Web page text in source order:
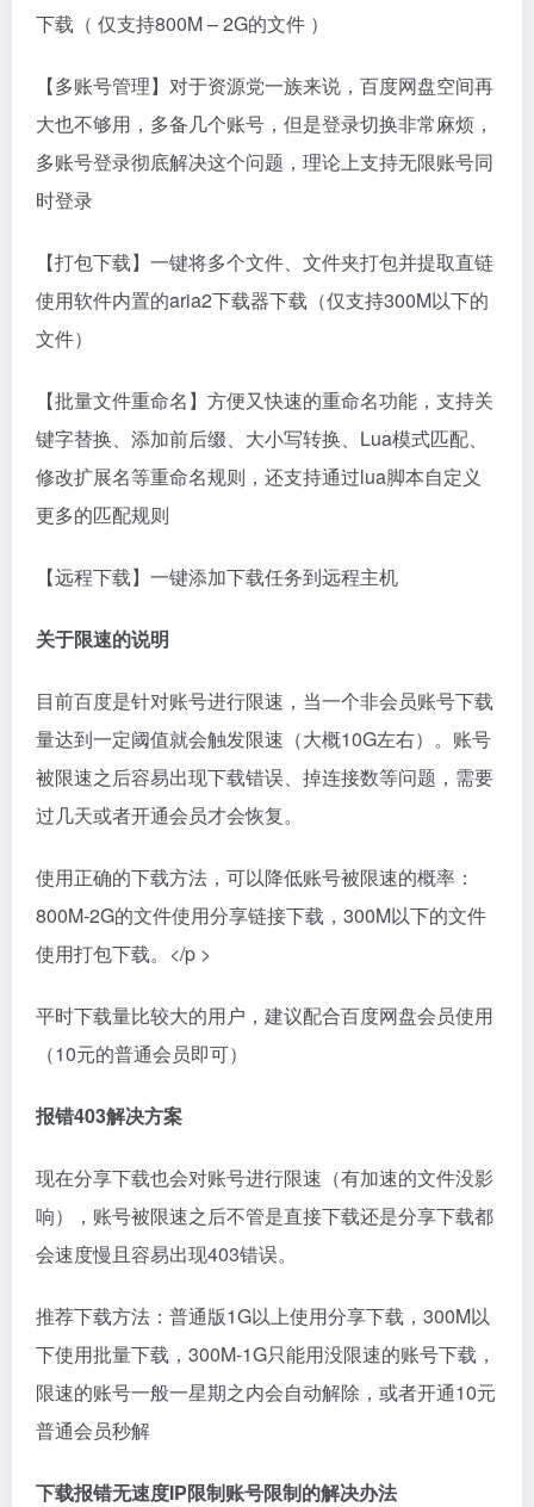
下载（ 仅支持800M – 2G的文件 ）
【多账号管理】对于资源党一族来说，百度网盘空间再
大也不够用，多备几个账号，但是登录切换非常麻烦，
多账号登录彻底解决这个问题，理论上支持无限账号同
时登录
【打包下载】一键将多个文件、文件夹打包并提取直链
使用软件内置的aria2下载器下载（仅支持300M以下的
文件）
【批量文件重命名】方便又快速的重命名功能，支持关
键字替换、添加前后缀、大小写转换、Lua模式匹配、
修改扩展名等重命名规则，还支持通过lua脚本自定义
更多的匹配规则
【远程下载】一键添加下载任务到远程主机
关于限速的说明
目前百度是针对账号进行限速，当一个非会员账号下载
量达到一定阈值就会触发限速（大概10G左右）。账号
被限速之后容易出现下载错误、掉连接数等问题，需要
过几天或者开通会员才会恢复。
使用正确的下载方法，可以降低账号被限速的概率：
800M-2G的文件使用分享链接下载，300M以下的文件
使用打包下载。</p >
平时下载量比较大的用户，建议配合百度网盘会员使用
（10元的普通会员即可）
报错403解决方案
现在分享下载也会对账号进行限速（有加速的文件没影
响），账号被限速之后不管是直接下载还是分享下载都
会速度慢且容易出现403错误。
推荐下载方法：普通版1G以上使用分享下载，300M以
下使用批量下载，300M-1G只能用没限速的账号下载，
限速的账号一般一星期之内会自动解除，或者开通10元
普通会员秒解
下载报错无速度IP限制账号限制的解决办法